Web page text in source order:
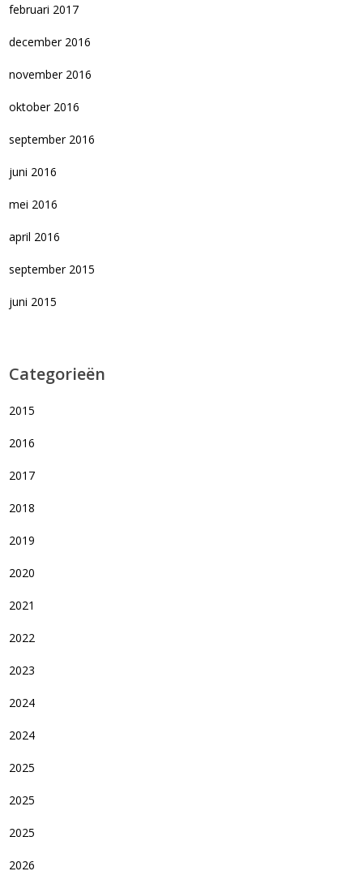
februari 2017
december 2016
november 2016
oktober 2016
september 2016
juni 2016
mei 2016
april 2016
september 2015
juni 2015
Categorieën
2015
2016
2017
2018
2019
2020
2021
2022
2023
2024
2024
2025
2025
2025
2026